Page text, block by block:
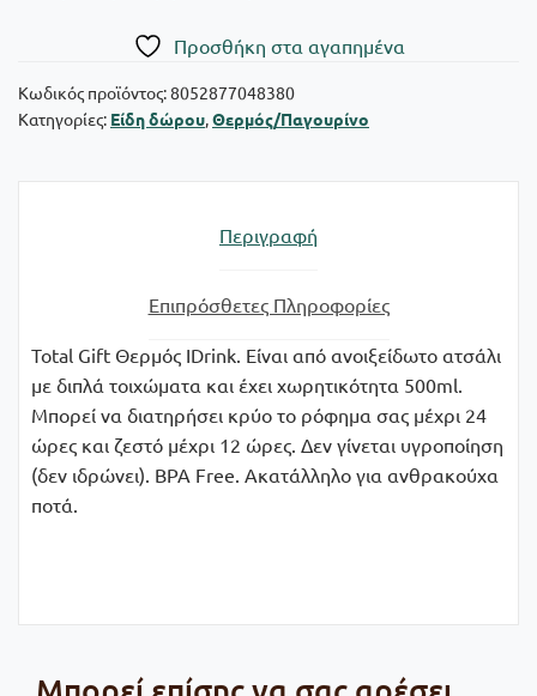
Πρoσθήκη στα αγαπημένα
Κωδικός προϊόντος:8052877048380
Κατηγορίες: Είδη δώρου Θερμός/Παγουρίνο
Περιγραφή
Επιπρόσθετες Πληροφορίες
Total Gift Θερμός IDrink. Είναι από ανοιξείδωτο ατσάλι
με διπλά τοιχώματα και έχει χωρητικότητα 500ml.
Μπορεί να διατηρήσει κρύο το ρόφημα σας μέχρι 24
ώρες και ζεστό μέχρι 12 ώρες. Δεν γίνεται υγροποίηση
(δεν ιδρώνει). BPA Free. Ακατάλληλο για ανθρακούχα
ποτά.